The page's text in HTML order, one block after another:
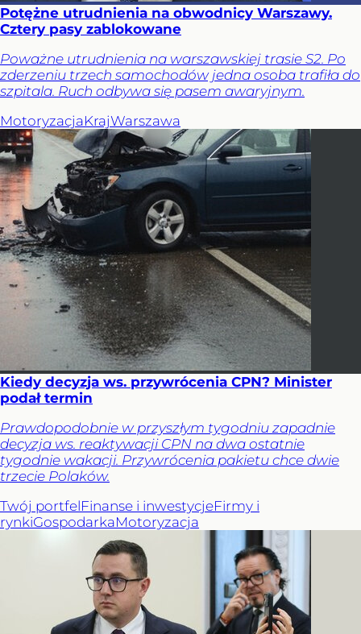
Potężne utrudnienia na obwodnicy Warszawy.
Cztery pasy zablokowane
Poważne utrudnienia na warszawskiej trasie S2. Po
zderzeniu trzech samochodów jedna osoba trafiła do
szpitala. Ruch odbywa się pasem awaryjnym.
MotoryzacjaKrajWarszawa
Kiedy decyzja ws. przywrócenia CPN? Minister
podał termin
Prawdopodobnie w przyszłym tygodniu zapadnie
decyzja ws. reaktywacji CPN na dwa ostatnie
tygodnie wakacji. Przywrócenia pakietu chce dwie
trzecie Polaków.
Twój portfelFinanse i inwestycjeFirmy i
rynkiGospodarkaMotoryzacja